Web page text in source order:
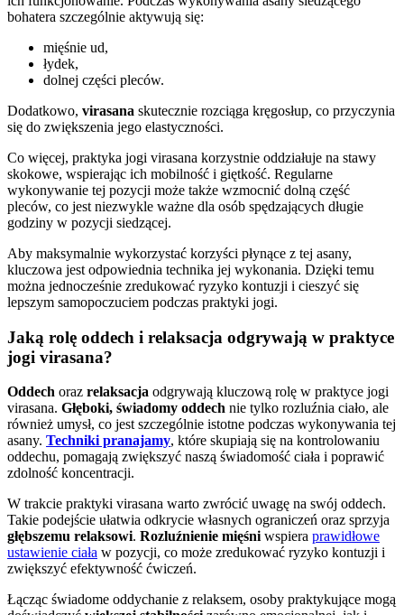
bohatera szczególnie aktywują się:
mięśnie ud,
łydek,
dolnej części pleców.
Dodatkowo, virasana skutecznie rozciąga kręgosłup, co przyczynia
się do zwiększenia jego elastyczności.
Co więcej, praktyka jogi virasana korzystnie oddziałuje na stawy
skokowe, wspierając ich mobilność i giętkość. Regularne
wykonywanie tej pozycji może także wzmocnić dolną część
pleców, co jest niezwykle ważne dla osób spędzających długie
godziny w pozycji siedzącej.
Aby maksymalnie wykorzystać korzyści płynące z tej asany,
kluczowa jest odpowiednia technika jej wykonania. Dzięki temu
można jednocześnie zredukować ryzyko kontuzji i cieszyć się
lepszym samopoczuciem podczas praktyki jogi.
Jaką rolę oddech i relaksacja odgrywają w praktyce
jogi virasana?
Oddech oraz relaksacja odgrywają kluczową rolę w praktyce jogi
virasana. Głęboki, świadomy oddech nie tylko rozluźnia ciało, ale
również umysł, co jest szczególnie istotne podczas wykonywania tej
asany. Techniki pranajamy, które skupiają się na kontrolowaniu
oddechu, pomagają zwiększyć naszą świadomość ciała i poprawić
zdolność koncentracji.
W trakcie praktyki virasana warto zwrócić uwagę na swój oddech.
Takie podejście ułatwia odkrycie własnych ograniczeń oraz sprzyja
głębszemu relaksowi. Rozluźnienie mięśni wspiera prawidłowe
ustawienie ciała w pozycji, co może zredukować ryzyko kontuzji i
zwiększyć efektywność ćwiczeń.
Łącząc świadome oddychanie z relaksem, osoby praktykujące mogą